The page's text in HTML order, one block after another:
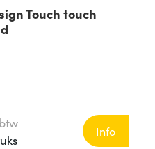
Touch touch
Info